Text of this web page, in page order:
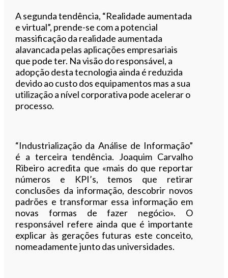
A segunda tendência, “Realidade aumentada
e virtual”, prende-se com a potencial
massificação da realidade aumentada
alavancada pelas aplicações empresariais
que pode ter. Na visão do responsável, a
adopção desta tecnologia ainda é reduzida
devido ao custo dos equipamentos mas a sua
utilização a nível corporativa pode acelerar o
processo.
“Industrialização da Análise de Informação”
é a terceira tendência. Joaquim Carvalho
Ribeiro acredita que «mais do que reportar
números e KPI’s, temos que retirar
conclusões da informação, descobrir novos
padrões e transformar essa informação em
novas formas de fazer negócio». O
responsável refere ainda que é importante
explicar às gerações futuras este conceito,
nomeadamente junto das universidades.